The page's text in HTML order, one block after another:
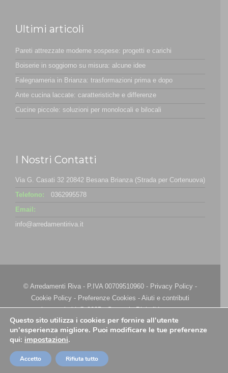
Ultimi articoli
Pareti attrezzate moderne sospese: progetti e carichi
Boiserie in soggiorno su misura: alcune idee
Falegnameria in Brianza: trasformazioni prima e dopo
Ante cucina laccate: caratteristiche e differenze
Cucine piccole: soluzioni per monolocali e bilocali
I Nostri Contatti
Via G. Casati 32 20842 Besana Brianza (Strada per Cortenuova)
Telefono:
0362995578
Email:
info@arredamentiriva.it
© Arredamenti Riva - P.IVA 00709510960 - Privacy Policy -
Cookie Policy - Preferenze Cookies - Aiuti e contributi
riconosciuti| @ 2025 - Strategie Digitali Innovea
Questo sito utilizza i cookies per fornire all'utente
un'esperienza migliore. Puoi modificare le tue preferenze
qui: impostazioni.
Accetto Rifiuta tutto